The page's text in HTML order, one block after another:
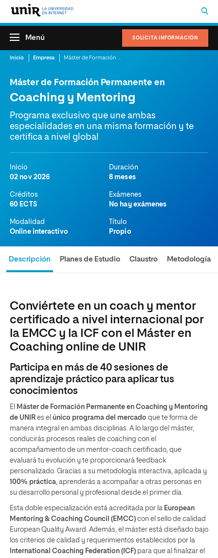
SOLICITA INFORMACIÓN
Menú
Inicio Empresa
Máster de Formación Permanente en
Coaching y Mentoring
Programa exclusivo que une ambas
especialidades en una misma formación y te
certifica a nivel global
Inicio
02 nov 2026
Duración
8 meses
Créditos
60 ECTS
Exámenes
No hay exámenes
Modalidad
Online interactivo
Título
Propio
Descripción Planes de Estudio Claustro Metodología
Conviértete en un coach y mentor
certificado a nivel internacional por
la EMCC y la ICF con el Máster en
Coaching online de UNIR
Participa en más de 40 sesiones de
aprendizaje práctico para aplicar tus
conocimientos
El Máster de Formación Permanente en Coaching y Mentoring
de UNIR es el único programa del mercado que te forma de
manera integral en ambas disciplinas. A lo largo del máster,
conducirás procesos reales de coaching con el
acompañamiento de un mentor-coach certificado, que
evaluará tu evolución y te proporcionará feedback
personalizado. Gracias a su metodología interactiva, aplicada y
100% práctica, aprenderás a acompañar a otras personas en
su desarrollo personal y profesional desde el primer día.
Esta doble especialización está acreditada por la European
Mentoring & Coaching Council (EMCC) con el sello de calidad
European Quality Award. Además, el máster está diseñado bajo
los criterios de calidad y requerimientos establecidos por la
International Coaching Federation (ICF) para que al finalizar el